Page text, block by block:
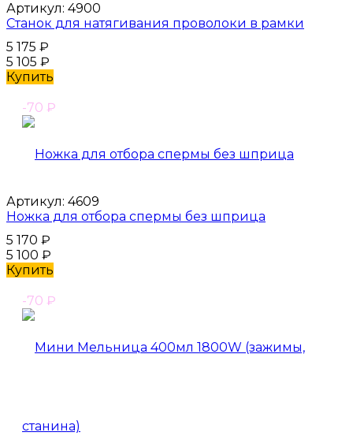
Артикул: 4900
Станок для натягивания проволоки в рамки
5 175 ₽
5 105 ₽
Купить
-70 ₽
Артикул: 4609
Ножка для отбора спермы без шприца
5 170 ₽
5 100 ₽
Купить
-70 ₽